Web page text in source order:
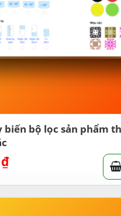
biến bộ lọc sản phẩm
₫